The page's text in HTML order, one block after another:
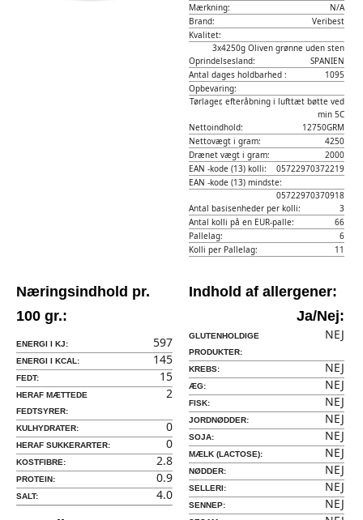
Mærkning:
N/A
Brand:
Veribest
Kvalitet:
3x4250g Oliven grønne uden sten
Oprindelsesland:
SPANIEN
Antal dages holdbarhed :
1095
Opbevaring:
Tørlager, efteråbning i lufttæt bøtte ved
min 5C
Nettoindhold:
12750GRM
Nettovægt i gram:
4250
Drænet vægt i gram:
2000
EAN -kode (13) kolli:
05722970372219
EAN -kode (13) mindste:
05722970370918
Antal basisenheder per kolli:
3
Antal kolli på en EUR-palle:
66
Pallelag:
6
Kolli per Pallelag:
11
Næringsindhold pr.
100 gr.:
ENERGI I KJ: 597
ENERGI I KCAL: 145
FEDT: 15
HERAF MÆTTEDE
FEDTSYRER:
2
KULHYDRATER: 0
HERAF SUKKERARTER: 0
KOSTFIBRE: 2.8
PROTEIN: 0.9
SALT: 4.0
Indhold af allergener:
Ja/Nej:
GLUTENHOLDIGE
PRODUKTER:
NEJ
KREBS: NEJ
ÆG: NEJ
FISK: NEJ
JORDNØDDER: NEJ
SOJA: NEJ
MÆLK (LACTOSE): NEJ
NØDDER: NEJ
SELLERI: NEJ
SENNEP: NEJ